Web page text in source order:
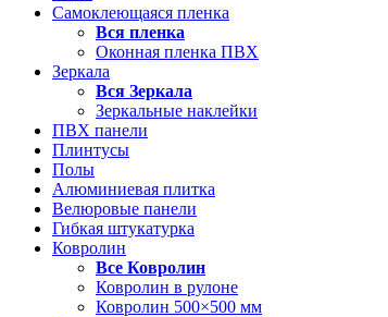
Самоклеющаяся пленка
Вся пленка
Оконная пленка ПВХ
Зеркала
Вся Зеркала
Зеркальные наклейки
ПВХ панели
Плинтусы
Полы
Алюминиевая плитка
Велюровые панели
Гибкая штукатурка
Ковролин
Все Ковролин
Ковролин в рулоне
Ковролин 500×500 мм